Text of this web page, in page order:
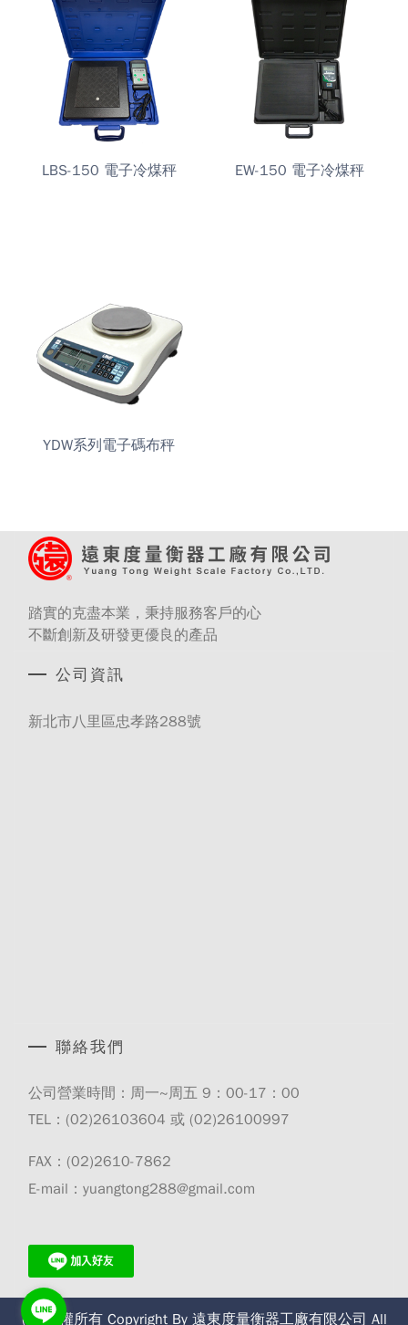
LBS-150 電子冷煤秤 EW-150 電子冷煤秤
YDW系列電子碼布秤
踏實的克盡本業，秉持服務客戶的心
不斷創新及研發更優良的產品
公司資訊
新北市八里區忠孝路288號
聯絡我們
公司營業時間：周一~周五 9：00-17：00
TEL：(02)26103604 或 (02)26100997
FAX：(02)2610-7862
E-mail：yuangtong288@gmail.com
(C) 版權所有 Copyright By 遠東度量衡器工廠有限公司 All